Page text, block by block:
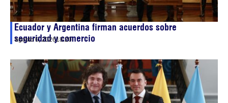
Ecuador y Argentina firman acuerdos sobre
seguridad y comercio
agosto 6, 202618:20